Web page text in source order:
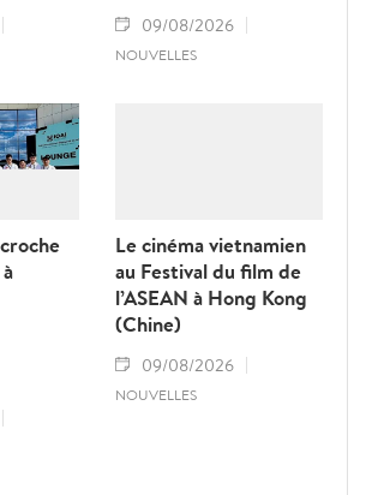
09/08/2026
NOUVELLES
Le cinéma vietnamien
au Festival du film de
l’ASEAN à Hong Kong
(Chine)
09/08/2026
NOUVELLES